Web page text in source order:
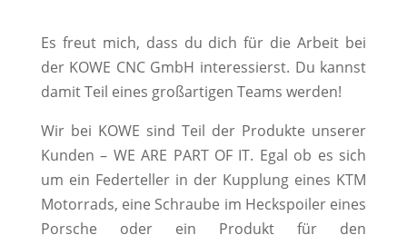
Es freut mich, dass du dich für die Arbeit bei
der KOWE CNC GmbH interessierst. Du kannst
damit Teil eines großartigen Teams werden!
Wir bei KOWE sind Teil der Produkte unserer
Kunden – WE ARE PART OF IT. Egal ob es sich
um ein Federteller in der Kupplung eines KTM
Motorrads, eine Schraube im Heckspoiler eines
Porsche oder ein Produkt für den